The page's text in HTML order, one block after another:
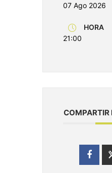
07 Ago 2026
HORA
21:00
COMPARTIR